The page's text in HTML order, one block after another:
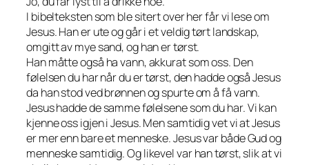
I bibelteksten som ble sitert over her får vi lese om
Jesus. Han er ute og går i et veldig tørt landskap,
omgitt av mye sand, og han er tørst.
Han måtte også ha vann, akkurat som oss. Den
følelsen du har når du er tørst, den hadde også Jesus
da han stod ved brønnen og spurte om å få vann.
Jesus hadde de samme følelsene som du har. Vi kan
kjenne oss igjen i Jesus. Men samtidig vet vi at Jesus
er mer enn bare et menneske. Jesus var både Gud og
menneske samtidig. Og likevel var han tørst, slik at vi